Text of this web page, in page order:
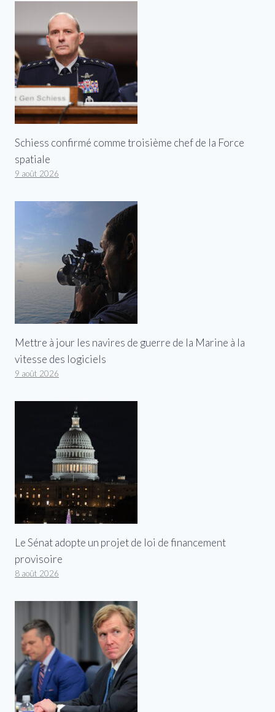
Schiess confirmé comme troisième chef de la Force
spatiale
9 août 2026
Mettre à jour les navires de guerre de la Marine à la
vitesse des logiciels
9 août 2026
Le Sénat adopte un projet de loi de financement
provisoire
8 août 2026